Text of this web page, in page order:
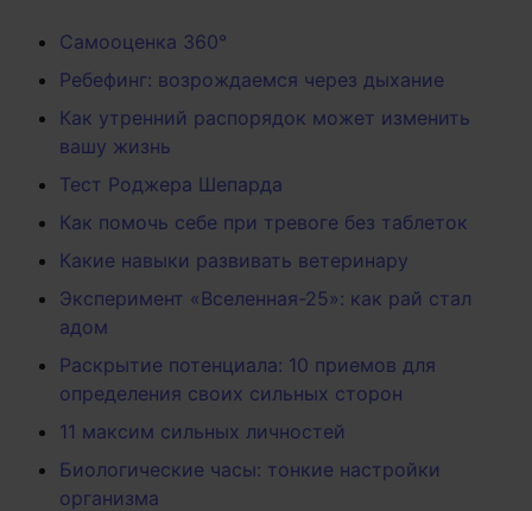
Самооценка 360°
Ребефинг: возрождаемся через дыхание
Как утренний распорядок может изменить
вашу жизнь
Тест Роджера Шепарда
Как помочь себе при тревоге без таблеток
Какие навыки развивать ветеринару
Эксперимент «Вселенная-25»: как рай стал
адом
Раскрытие потенциала: 10 приемов для
определения своих сильных сторон
11 максим сильных личностей
Биологические часы: тонкие настройки
организма